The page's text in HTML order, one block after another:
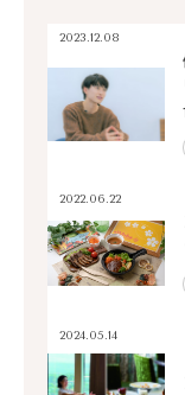
2023.12.08
2022.06.22
2024.05.14